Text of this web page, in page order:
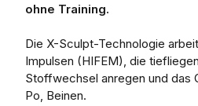
ohne Training.
Die X-Sculpt-Technologie
Impulsen (HIFEM), die
Stoffwechsel anregen und das
Po, Beinen.